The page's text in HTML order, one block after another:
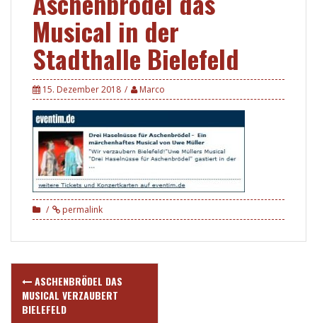
Musical in der
Stadthalle Bielefeld
15. Dezember 2018 Marco
permalink
Post
navigation
ASCHENBRÖDEL DAS
MUSICAL VERZAUBERT
BIELEFELD